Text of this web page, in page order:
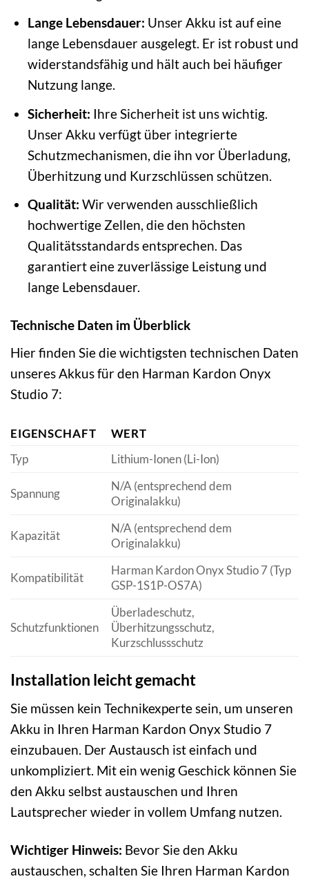
Lange Lebensdauer: Unser Akku ist auf eine
lange Lebensdauer ausgelegt. Er ist robust und
widerstandsfähig und hält auch bei häufiger
Nutzung lange.
Sicherheit: Ihre Sicherheit ist uns wichtig.
Unser Akku verfügt über integrierte
Schutzmechanismen, die ihn vor Überladung,
Überhitzung und Kurzschlüssen schützen.
Qualität: Wir verwenden ausschließlich
hochwertige Zellen, die den höchsten
Qualitätsstandards entsprechen. Das
garantiert eine zuverlässige Leistung und
lange Lebensdauer.
Technische Daten im Überblick
Hier finden Sie die wichtigsten technischen Daten
unseres Akkus für den Harman Kardon Onyx
Studio 7:
EIGENSCHAFT
WERT
Typ
Lithium-Ionen (Li-Ion)
Spannung
N/A (entsprechend dem
Originalakku)
Kapazität
N/A (entsprechend dem
Originalakku)
Kompatibilität
Harman Kardon Onyx Studio 7 (Typ
GSP-1S1P-OS7A)
Schutzfunktionen
Überladeschutz,
Überhitzungsschutz,
Kurzschlussschutz
Installation leicht gemacht
Sie müssen kein Technikexperte sein, um unseren
Akku in Ihren Harman Kardon Onyx Studio 7
einzubauen. Der Austausch ist einfach und
unkompliziert. Mit ein wenig Geschick können Sie
den Akku selbst austauschen und Ihren
Lautsprecher wieder in vollem Umfang nutzen.
Wichtiger Hinweis: Bevor Sie den Akku
austauschen, schalten Sie Ihren Harman Kardon